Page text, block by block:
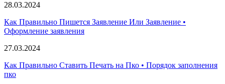
28.03.2024
Как Правильно Пишется Заявление Или Заявление •
Оформление заявления
27.03.2024
Как Правильно Ставить Печать на Пко • Порядок заполнения
пко